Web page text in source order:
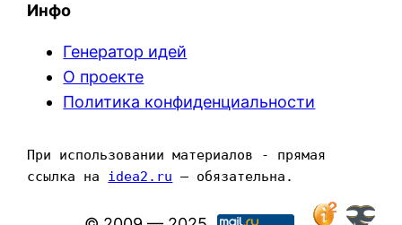
Инфо
Генератор идей
О проекте
Политика конфиденциальности
При использовании материалов - прямая
ссылка на idea2.ru — обязательна.